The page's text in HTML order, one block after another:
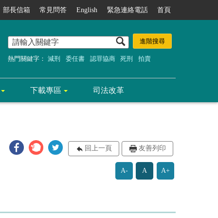
部長信箱 常見問答 English 緊急連絡電話 首頁
熱門關鍵字： 減刑 委任書 認罪協商 死刑 拍賣
下載專區 司法改革
回上一頁 友善列印
A- A A+